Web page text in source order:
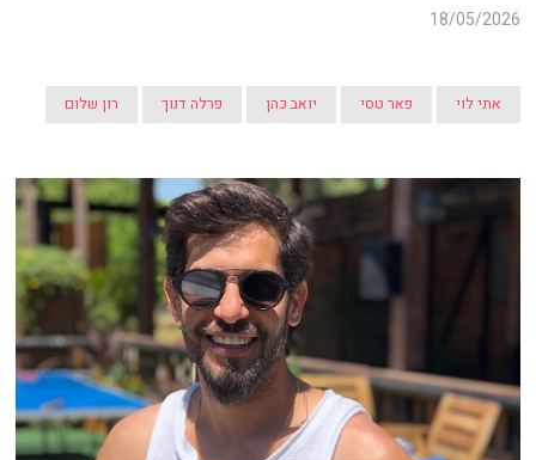
18/05/2026
אתי לוי פאר טסי יואב כהן פרלה דנוך רון שלום